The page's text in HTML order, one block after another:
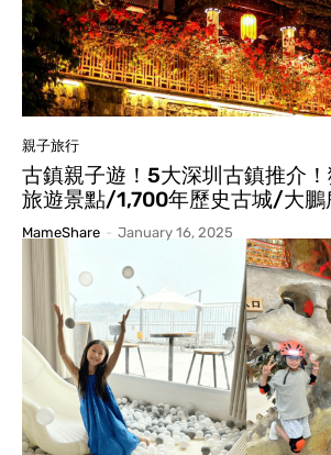
親子旅行
古鎮親子遊！5大深圳古鎮推介
旅遊景點/1,700年歷史古城/大鵬
MameShare - January 16, 2025